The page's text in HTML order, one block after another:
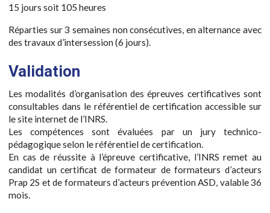
15 jours soit 105 heures
Réparties sur 3 semaines non consécutives, en alternance avec
des travaux d’intersession (6 jours).
Validation
Les modalités d’organisation des épreuves certificatives sont
consultables dans le référentiel de certification accessible sur
le site internet de l’INRS.
Les compétences sont évaluées par un jury technico-
pédagogique selon le référentiel de certification.
En cas de réussite à l’épreuve certificative, l’INRS remet au
candidat un certificat de formateur de formateurs d’acteurs
Prap 2S et de formateurs d’acteurs prévention ASD, valable 36
mois.